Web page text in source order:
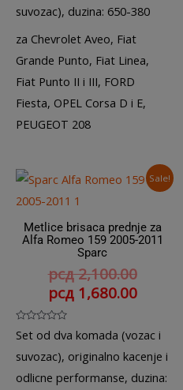
of
suvozac), duzina: 650-380
za Chevrolet Aveo, Fiat
Grande Punto, Fiat Linea,
Fiat Punto II i III, FORD
Fiesta, OPEL Corsa D i E,
PEUGEOT 208
Sale!
Metlice brisaca prednje za
Alfa Romeo 159 2005-2011
Sparc
рсд2,100.00
рсд1,680.00
0
of
Set od dva komada (vozac i
suvozac), originalno kacenje i
odlicne performanse, duzina: